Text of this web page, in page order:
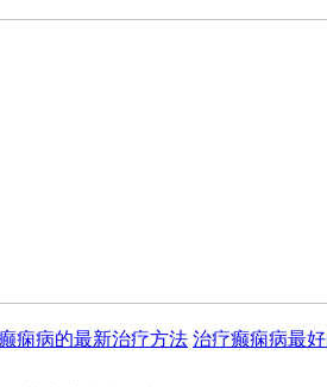
痫病的最新治疗方法 治疗癫痫病最